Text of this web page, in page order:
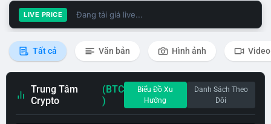
LIVE PRICE Đang tải giá live...
Tất cả Văn bản Hình ảnh Video
Trung Tâm
Crypto
(BTC
)
Biểu Đồ Xu
Hướng
Danh Sách Theo
Dõi